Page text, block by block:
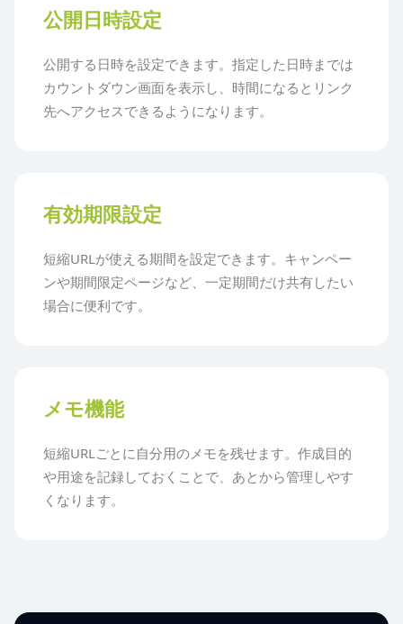
公開日時設定
公開する日時を設定できます。指定した日時までは
カウントダウン画面を表示し、時間になるとリンク
先へアクセスできるようになります。
有効期限設定
短縮URLが使える期間を設定できます。キャンペー
ンや期間限定ページなど、一定期間だけ共有したい
場合に便利です。
メモ機能
短縮URLごとに自分用のメモを残せます。作成目的
や用途を記録しておくことで、あとから管理しやす
くなります。